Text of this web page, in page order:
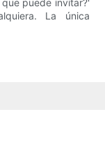
puede invitar?'
La única